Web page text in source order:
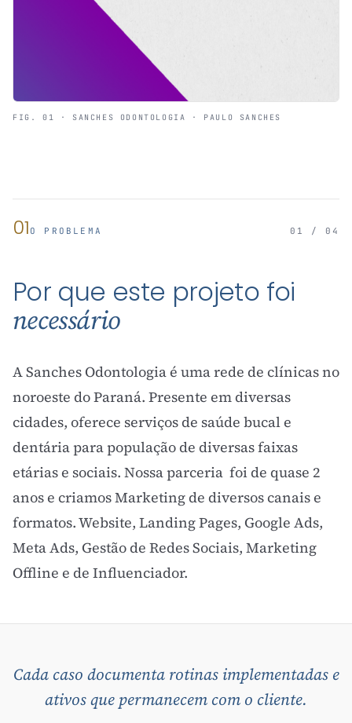
FIG. 01 · SANCHES ODONTOLOGIA · PAULO SANCHES
01 O PROBLEMA 01 / 04
Por que este projeto foi
necessário
A Sanches Odontologia é uma rede de clínicas no
noroeste do Paraná. Presente em diversas
cidades, oferece serviços de saúde bucal e
dentária para população de diversas faixas
etárias e sociais. Nossa parceria foi de quase 2
anos e criamos Marketing de diversos canais e
formatos. Website, Landing Pages, Google Ads,
Meta Ads, Gestão de Redes Sociais, Marketing
Offline e de Influenciador.
Cada caso documenta rotinas implementadas e
ativos que permanecem com o cliente.